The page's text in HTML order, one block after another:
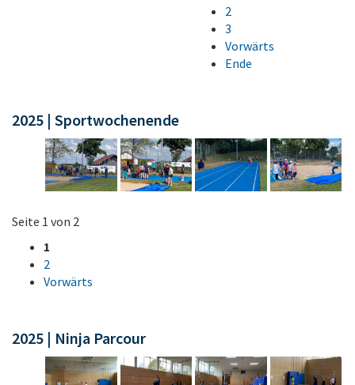
2
3
Vorwärts
Ende
2025 | Sportwochenende
Seite 1 von 2
1
2
Vorwärts
2025 | Ninja Parcour